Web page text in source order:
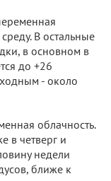
В остальные
в основном в
до +26
- около
облачность.
в четверг и
недели
ближе к